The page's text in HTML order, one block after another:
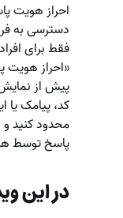
احراز هویت
دسترسی به
فقط برای
«احراز هویت
پیش از
کد، پیامک یا
محدود کنید
پاسخ توسط
در این